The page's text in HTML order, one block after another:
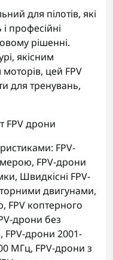
для пілотів, які
професійні
рішенні.
якісним
цей FPV
для тренувань,
FPV дрони
FPV-
, FPV-дрони
, Швидкісні FPV-
двигунами,
, FPV коптерного
дрони без
, FPV-дрони 2001-
МГц, FPV-дрони з